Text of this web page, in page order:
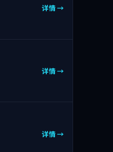
详情 →
详情 →
详情 →